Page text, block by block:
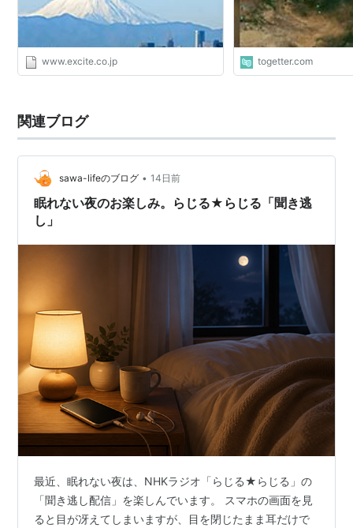
www.excite.co.jp togetter.com
関連ブログ
sawa-lifeのブログ • 14日前
眠れない夜のお楽しみ。らじる★らじる「聞き逃
し」
最近、眠れない夜は、NHKラジオ「らじる★らじる」の
「聞き逃し配信」を楽しんでいます。 スマホの画面を見
ると目が冴えてしまいますが、目を閉じたまま耳だけで